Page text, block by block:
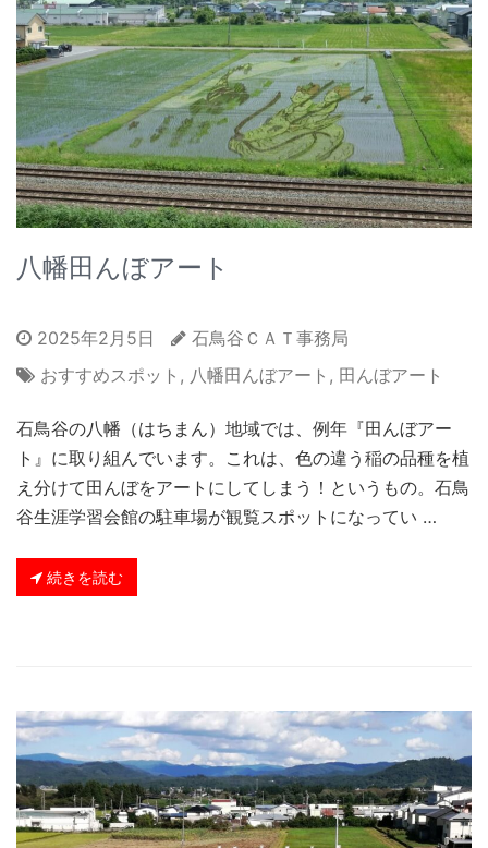
八幡田んぼアート
2025年2月5日
石鳥谷ＣＡＴ事務局
おすすめスポット , 八幡田んぼアート , 田んぼアート
石鳥谷の八幡（はちまん）地域では、例年『田んぼアー
ト』に取り組んでいます。これは、色の違う稲の品種を植
え分けて田んぼをアートにしてしまう！というもの。石鳥
谷生涯学習会館の駐車場が観覧スポットになってい …
続きを読む